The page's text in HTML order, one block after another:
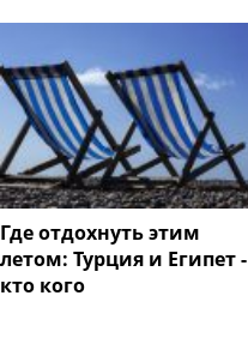
Где отдохнуть этим
летом: Турция и Египет -
кто кого